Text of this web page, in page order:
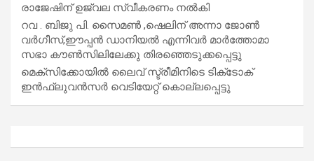
രാജേഷിന് ഉജ്വല സ്വീകരണം നൽകി
റവ . ബിജു പി. സൈമൺ ,ഷെലിന് അന്നാ ജോൺ
വർഗീസ്,ഈപ്പൻ ഡാനിയൽ എന്നിവർ മാർത്തോമാ
സഭാ കൗൺസിലിലേക്കു തിരഞ്ഞെടുക്കപ്പെട്ടു
മെക്സിക്കോയിൽ ലൈവ് സ്ട്രീമിനിടെ ടിക്‌ടോക്
ഇൻഫ്ലുവൻസർ വെടിയേറ്റ് കൊല്ലപ്പെട്ടു